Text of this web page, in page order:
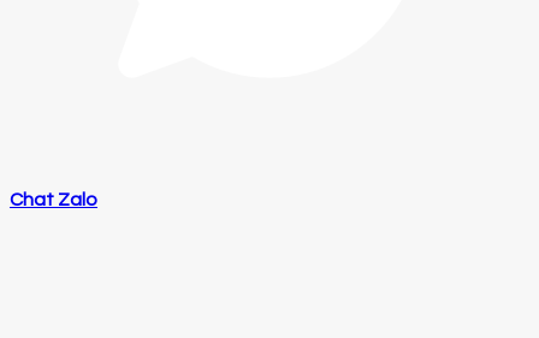
Chat Zalo